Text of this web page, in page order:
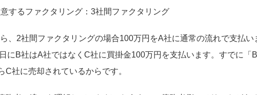
するファクタリング：3社間ファクタリング
、2社間ファクタリングの場合100万円をA社に通常の流れで支払い
にB社はA社ではなくC社に買掛金100万円を支払います。すでに「
社に売却されているからです。